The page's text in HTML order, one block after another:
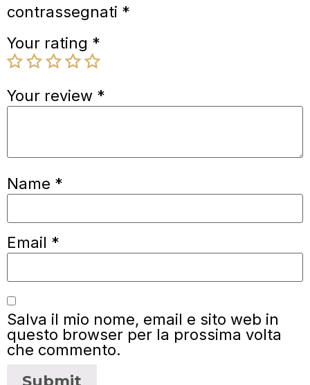
contrassegnati *
Your rating *
Your review *
Name *
Email *
Salva il mio nome, email e sito web in
questo browser per la prossima volta
che commento.